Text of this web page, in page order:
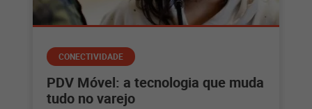
CONECTIVIDADE
PDV Móvel: a tecnologia que muda
tudo no varejo